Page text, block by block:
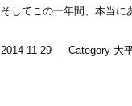
そしてこの一年間、本当に
2014-11-29 ｜ Category 大